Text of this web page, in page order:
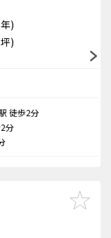
)
)
徒歩2分
分